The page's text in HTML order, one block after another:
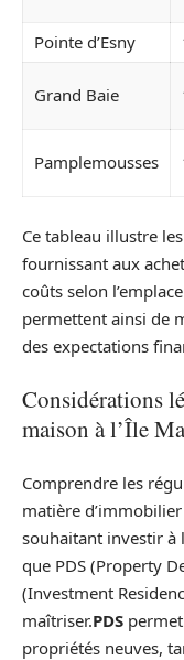
Pointe d’Esny
Grand Baie
Pamplemousses
Ce tableau illustre
fournissant aux
coûts selon
permettent ainsi de
des expectations
Considérations
maison à l’Île
Comprendre les
matière
souhaitant investir à
que PDS (Property
(Investment
maîtriser.PDS
propriétés neuves,